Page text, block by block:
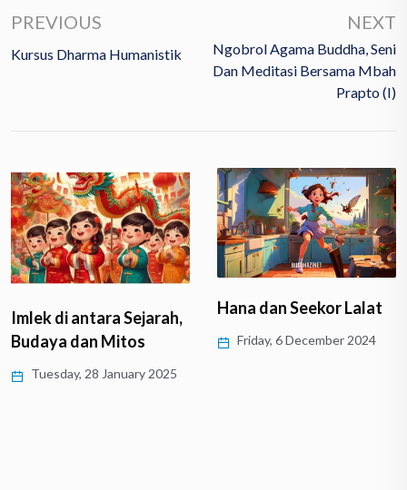
PREVIOUS
Kursus Dharma Humanistik
NEXT
Ngobrol Agama Buddha, Seni
Dan Meditasi Bersama Mbah
Prapto (I)
Imlek di antara Sejarah,
Budaya dan Mitos
Tuesday, 28 January 2025
Hana dan Seekor Lalat
Friday, 6 December 2024